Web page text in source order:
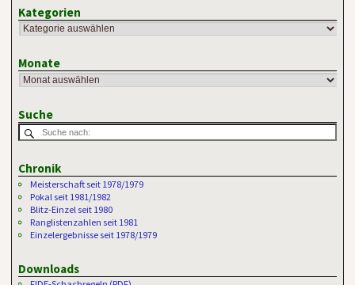
Kategorien
Monate
Suche
Chronik
Meisterschaft seit 1978/1979
Pokal seit 1981/1982
Blitz-Einzel seit 1980
Ranglistenzahlen seit 1981
Einzelergebnisse seit 1978/1979
Downloads